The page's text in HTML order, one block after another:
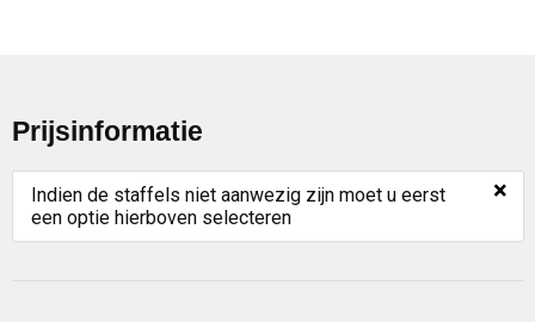
Prijsinformatie
Indien de staffels niet aanwezig zijn moet u eerst
een optie hierboven selecteren
×